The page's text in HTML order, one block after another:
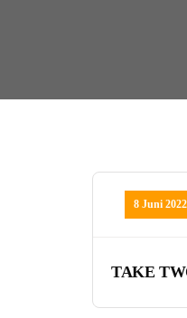
8 Juni 2022
TAKE